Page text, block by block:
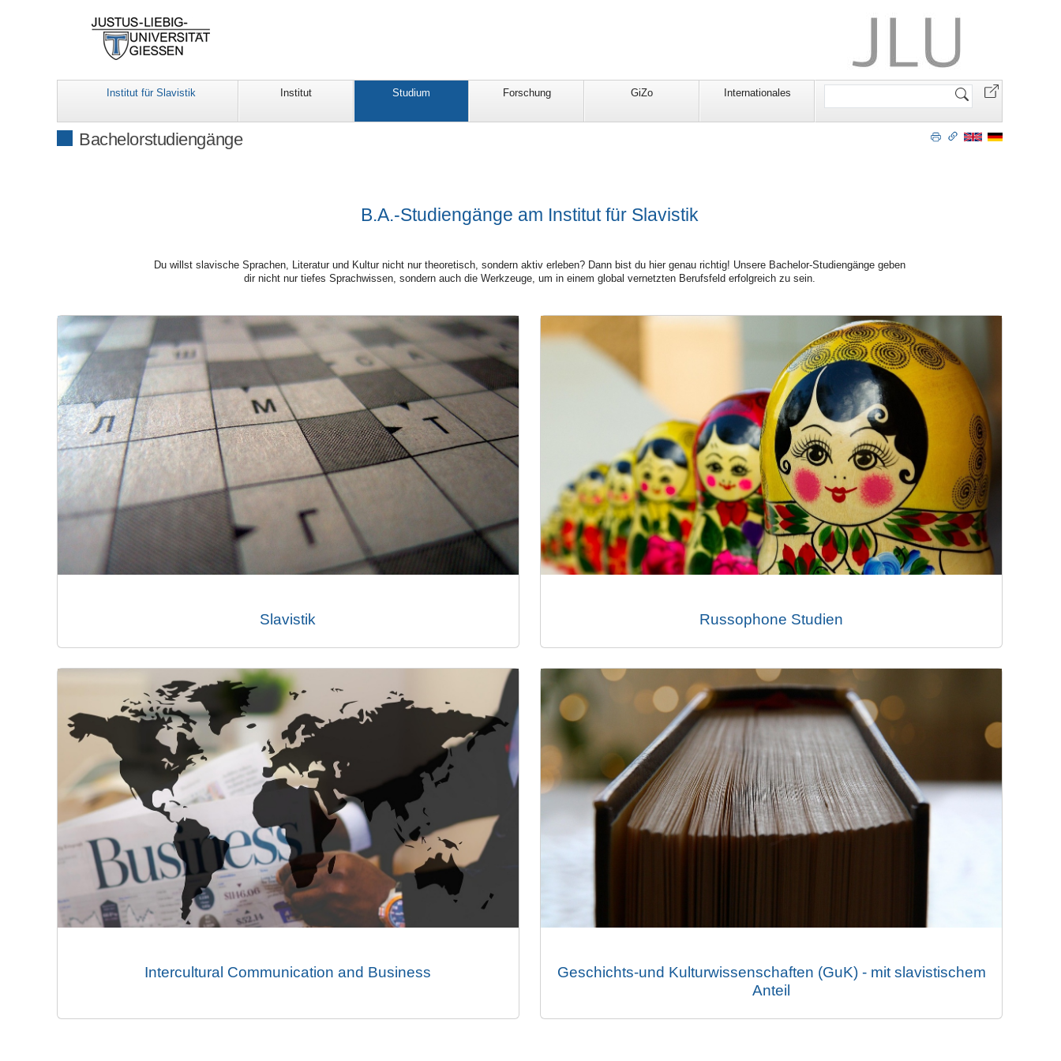
Institut für Slavistik Institut Studium Forschung GiZo Internationales
Website
Bachelorstudiengänge
B.A.-Studiengänge am Institut für Slavistik
Du willst slavische Sprachen, Literatur und Kultur nicht nur theoretisch, sondern aktiv erleben? Dann bist du hier genau richtig! Unsere Bachelor-Studiengänge geben
dir nicht nur tiefes Sprachwissen, sondern auch die Werkzeuge, um in einem global vernetzten Berufsfeld erfolgreich zu sein.
Slavistik Russophone Studien
Intercultural Communication and Business
Geschichts-und Kulturwissenschaften (GuK) - mit slavistischem
Anteil